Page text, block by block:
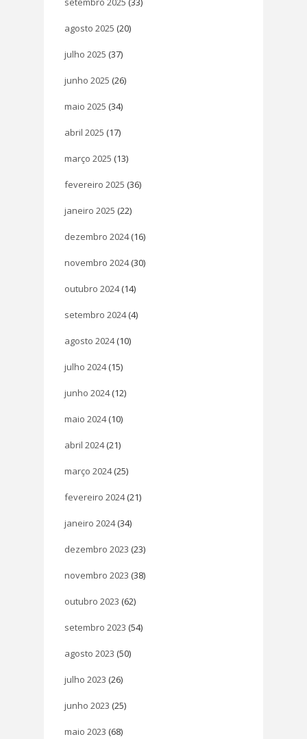
agosto 2025 (20)
julho 2025 (37)
junho 2025 (26)
maio 2025 (34)
abril 2025 (17)
março 2025 (13)
fevereiro 2025 (36)
janeiro 2025 (22)
dezembro 2024(16)
novembro 2024(30)
outubro 2024(14)
setembro 2024(4)
agosto 2024(10)
julho 2024(15)
junho 2024(12)
maio 2024(10)
abril 2024(21)
março 2024(25)
fevereiro 2024(21)
janeiro 2024(34)
dezembro 2023 (23)
novembro 2023 (38)
outubro 2023 (62)
setembro 2023 (54)
agosto 2023 (50)
julho 2023 (26)
junho 2023 (25)
maio 2023 (68)